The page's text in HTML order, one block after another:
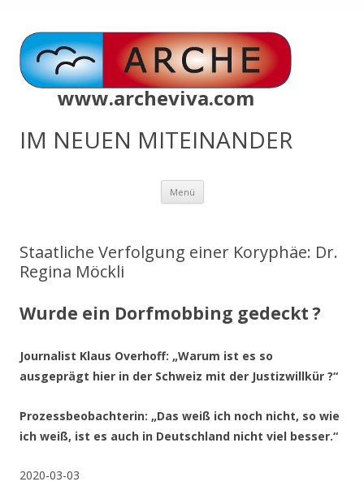
www.archeviva.com
IM NEUEN MITEINANDER
Menü Zum
springen
Staatliche Verfolgung einer Koryphäe: Dr.
Regina Möckli
Wurde ein Dorfmobbing gedeckt ?
Journalist Klaus Overhoff: „Warum ist es so
ausgeprägt hier in der Schweiz mit der Justizwillkür ?“
Prozessbeobachterin: „Das weiß ich noch nicht, so wie
ich weiß, ist es auch in Deutschland nicht viel besser.“
2020-03-03